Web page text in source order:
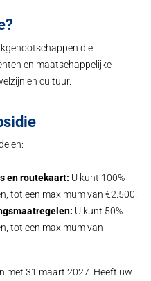
die
en maatschappelijke
en cultuur.
en routekaart: U kunt 100%
tot een maximum van €2.500.
U kunt 50%
tot een maximum van
met 31 maart 2027. Heeft uw